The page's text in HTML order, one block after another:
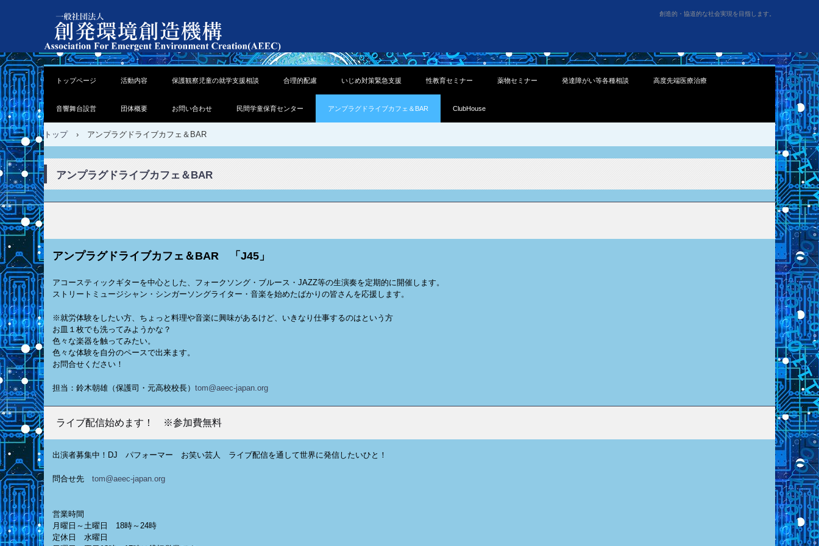
創造的・協道的な社会実現を目指します。
トップページ 活動内容 保護観察児童の就学支援相談 合理的配慮 いじめ対策緊急支援 性教育セミナー 薬物セミナー 発達障がい等各種相談 高度先端医療治療
音響舞台設営 団体概要 お問い合わせ 民間学童保育センター アンプラグドライブカフェ＆BAR ClubHouse
トップ › アンプラグドライブカフェ＆BAR
アンプラグドライブカフェ＆BAR
アンプラグドライブカフェ＆BAR 「J45」
アコースティックギターを中心とした、フォークソング・ブルース・JAZZ等の生演奏を定期的に開催します。
ストリートミュージシャン・シンガーソングライター・音楽を始めたばかりの皆さんを応援します。
※就労体験をしたい方、ちょっと料理や音楽に興味があるけど、いきなり仕事するのはという方
お皿１枚でも洗ってみようかな？
色々な楽器を触ってみたい。
色々な体験を自分のペースで出来ます。
お問合せください！
担当：鈴木朝雄（保護司・元高校校長）tom@aeec-japan.org
ライブ配信始めます！ ※参加費無料
出演者募集中！DJ パフォーマー お笑い芸人 ライブ配信を通して世界に発信したいひと！
問合せ先tom@aeec-japan.org
営業時間
月曜日～土曜日 18時～24時
定休日 水曜日